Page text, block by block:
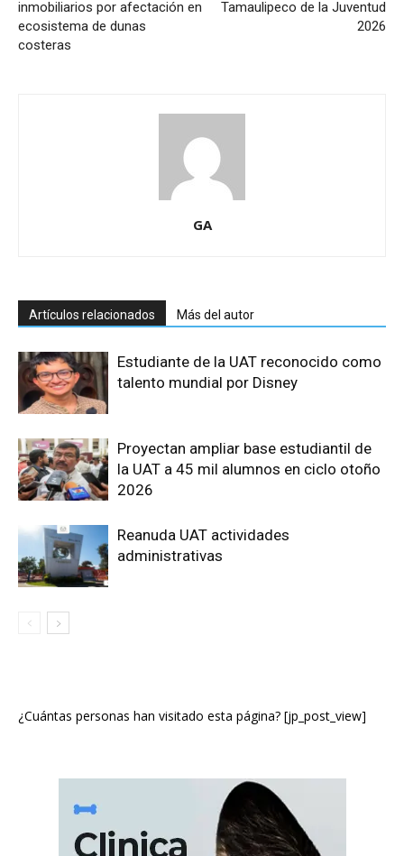
inmobiliarios por afectación en
ecosistema de dunas
costeras
Tamaulipeco de la Juventud
2026
GA
Artículos relacionados Más del autor
Estudiante de la UAT reconocido como
talento mundial por Disney
Proyectan ampliar base estudiantil de
la UAT a 45 mil alumnos en ciclo otoño
2026
Reanuda UAT actividades
administrativas
¿Cuántas personas han visitado esta página? [jp_post_view]